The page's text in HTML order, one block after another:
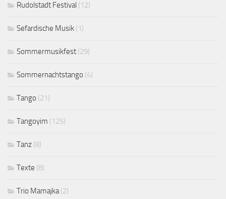
Rudolstadt Festival (12)
Sefardische Musik (1)
Sommermusikfest (29)
Sommernachtstango (4)
Tango (21)
Tangoyim (125)
Tanz (8)
Texte (8)
Trio Mamajka(2)